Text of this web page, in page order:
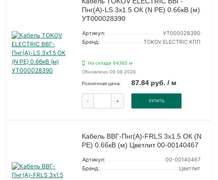
Пнг(А)-LS 3х1.5 ОК (N PE) 0.66кВ (м)
УТ000028390
Артикул:
УТ000028390
Бренд:
TOKOV ELECTRIC КПП
На складе 64365 м
Обновлено 09.08.2026
Розничная цена: 87.84 руб. / м
- + КУПИТЬ
Кабель ВВГ-Пнг(А)-FRLS 3х1.5 ОК (N
PE) 0.66кВ (м) Цветлит 00-00140467
Артикул:
00-00140467
Бренд:
Цветлит